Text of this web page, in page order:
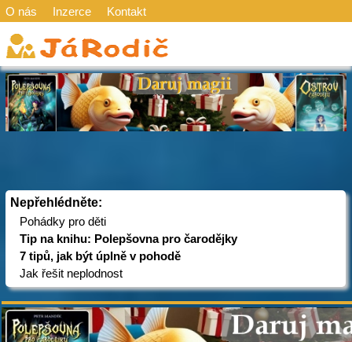
O nás Inzerce Kontakt
Nepřehlédněte:
Pohádky pro děti
Tip na knihu: Polepšovna pro čarodějky
7 tipů, jak být úplně v pohodě
Jak řešit neplodnost